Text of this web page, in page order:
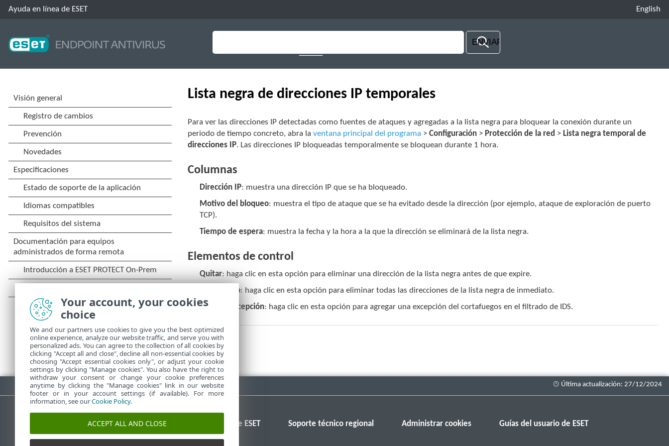
Ayuda en línea de ESET English
Lista negra de direcciones IP temporales
Para ver las direcciones IP detectadas como fuentes de ataques y agregadas a la lista negra para bloquear la conexión durante un
periodo de tiempo concreto, abra laventana principal del programa >Configuración > Protección de la red > Lista negra temporal de
direcciones IP. Las direcciones IP bloqueadas temporalmente se bloquean durante 1 hora.
Columnas
Dirección IP: muestra una dirección IP que se ha bloqueado.
Motivo del bloqueo: muestra el tipo de ataque que se ha evitado desde la dirección (por ejemplo, ataque de exploración de puerto
TCP).
Tiempo de espera: muestra la fecha y la hora a la que la dirección se eliminará de la lista negra.
Elementos de control
Quitar: haga clic en esta opción para eliminar una dirección de la lista negra antes de que expire.
Quitar todo: haga clic en esta opción para eliminar todas las direcciones de la lista negra de inmediato.
Agregar excepción: haga clic en esta opción para agregar una excepción del cortafuegos en el filtrado de IDS.
Descargar PDF
Base de conocimiento de ESET Foro de ESET Soporte técnico regional Administrar cookies Guías del usuario de ESET
Your account, your cookies
choice
We and our partners use cookies to give you the best optimized
online experience, analyze our website traffic, and serve you with
personalized ads. You can agree to the collection of all cookies by
clicking "Accept all and close", decline all non-essential cookies by
choosing "Accept essential cookies only", or adjust your cookie
settings by clicking "Manage cookies". You also have the right to
withdraw your consent or change your cookie preferences
anytime by clicking the "Manage cookies" link in our website
footer or in your account settings (if available). For more
information, see ourCookie Policy.
ACCEPT ALL AND CLOSE